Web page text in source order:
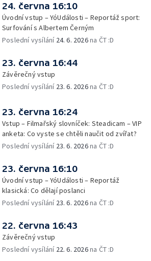
24. června 16:10
Úvodní vstup – YóUdálosti – Reportáž sport:
Surfování s Albertem Černým
Poslední vysílání 24. 6. 2026na ČT :D
23. června 16:44
Závěrečný vstup
Poslední vysílání 23. 6. 2026na ČT :D
23. června 16:24
Vstup – Filmařský slovníček: Steadicam – VIP
anketa: Co vyste se chtěli naučit od zvířat?
Poslední vysílání 23. 6. 2026na ČT :D
23. června 16:10
Úvodní vstup – YóUdálosti – Reportáž
klasická: Co dělají poslanci
Poslední vysílání 23. 6. 2026na ČT :D
22. června 16:43
Závěrečný vstup
Poslední vysílání 22. 6. 2026na ČT :D